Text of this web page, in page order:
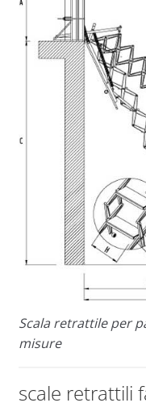
Scala retrattile per
misure
scale retrattili